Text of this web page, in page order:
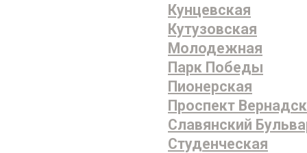
Кунцевская
Кутузовская
Молодежная
Парк Победы
Пионерская
Проспект
Славянский
Студенческая